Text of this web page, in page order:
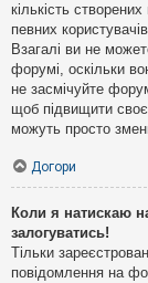
кількість
певних
Взагалі ви не
форумі, оскільки
не засмічуйте
щоб підвищити
можуть просто
Догори
Коли я натискаю
залогуватись!
Тільки
повідомлення на